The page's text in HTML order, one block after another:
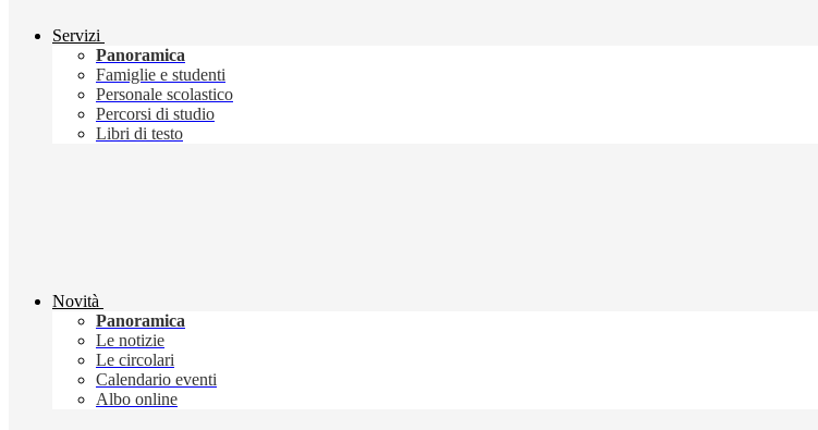
Servizi
Panoramica
Famiglie e studenti
Personale scolastico
Percorsi di studio
Libri di testo
Novità
Panoramica
Le notizie
Le circolari
Calendario eventi
Albo online